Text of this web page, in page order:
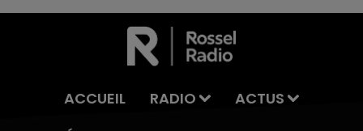
ACCUEIL RADIO
ACTUS